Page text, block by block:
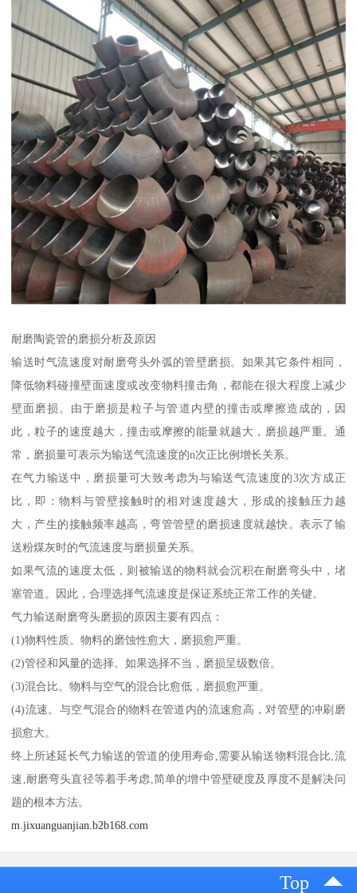
耐磨陶瓷管的磨损分析及原因
输送时气流速度对耐磨弯头外弧的管壁磨损。如果其它条件相同，
降低物料碰撞壁面速度或改变物料撞击角，都能在很大程度上减少
壁面磨损。由于磨损是粒子与管道内壁的撞击或摩擦造成的，因
此，粒子的速度越大，撞击或摩擦的能量就越大，磨损越严重。通
常，磨损量可表示为输送气流速度的n次正比例增长关系。
在气力输送中，磨损量可大致考虑为与输送气流速度的3次方成正
比，即：物料与管壁接触时的相对速度越大，形成的接触压力越
大，产生的接触频率越高，弯管管壁的磨损速度就越快。表示了输
送粉煤灰时的气流速度与磨损量关系。
如果气流的速度太低，则被输送的物料就会沉积在耐磨弯头中，堵
塞管道。因此，合理选择气流速度是保证系统正常工作的关键。
气力输送耐磨弯头磨损的原因主要有四点：
(1)物料性质。物料的磨蚀性愈大，磨损愈严重。
(2)管径和风量的选择。如果选择不当，磨损呈级数倍。
(3)混合比。物料与空气的混合比愈低，磨损愈严重。
(4)流速。与空气混合的物料在管道内的流速愈高，对管壁的冲刷磨
损愈大。
终上所述延长气力输送的管道的使用寿命,需要从输送物料混合比,流
速,耐磨弯头直径等着手考虑,简单的增中管壁硬度及厚度不是解决问
题的根本方法。
m.jixuanguanjian.b2b168.com
Top